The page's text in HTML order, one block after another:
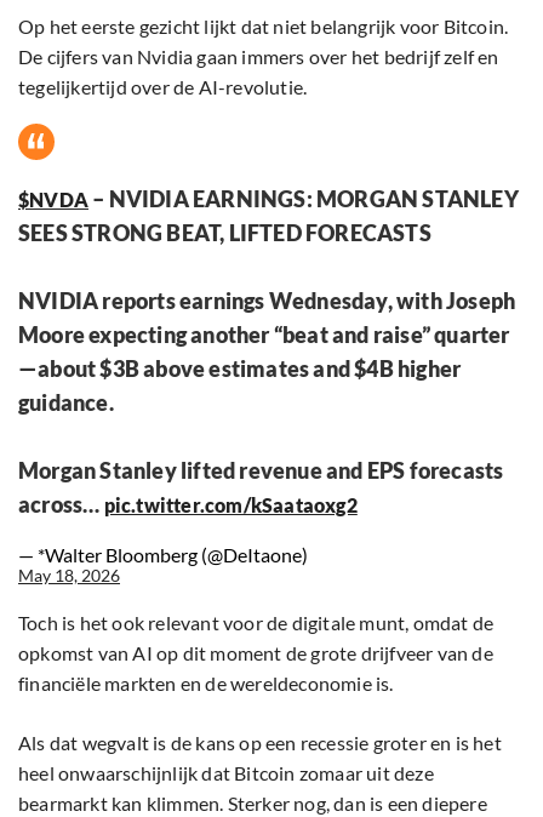
Op het eerste gezicht lijkt dat niet belangrijk voor Bitcoin.
De cijfers van Nvidia gaan immers over het bedrijf zelf en
tegelijkertijd over de AI-revolutie.
$NVDA – NVIDIA EARNINGS: MORGAN STANLEY
SEES STRONG BEAT, LIFTED FORECASTS
NVIDIA reports earnings Wednesday, with Joseph
Moore expecting another “beat and raise” quarter
—about $3B above estimates and $4B higher
guidance.
Morgan Stanley lifted revenue and EPS forecasts
across… pic.twitter.com/kSaataoxg2
— *Walter Bloomberg (@DeItaone)
May 18, 2026
Toch is het ook relevant voor de digitale munt, omdat de
opkomst van AI op dit moment de grote drijfveer van de
financiële markten en de wereldeconomie is.
Als dat wegvalt is de kans op een recessie groter en is het
heel onwaarschijnlijk dat Bitcoin zomaar uit deze
bearmarkt kan klimmen. Sterker nog, dan is een diepere